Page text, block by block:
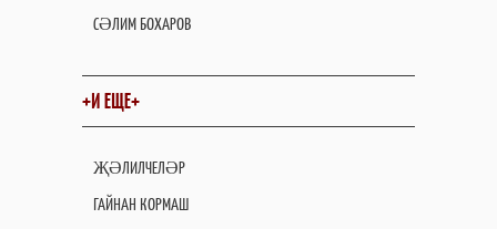
СӘЛИМ БОХАРОВ
+И ЕЩЕ+
ҖӘЛИЛЧЕЛӘР
ГАЙНАН КОРМАШ